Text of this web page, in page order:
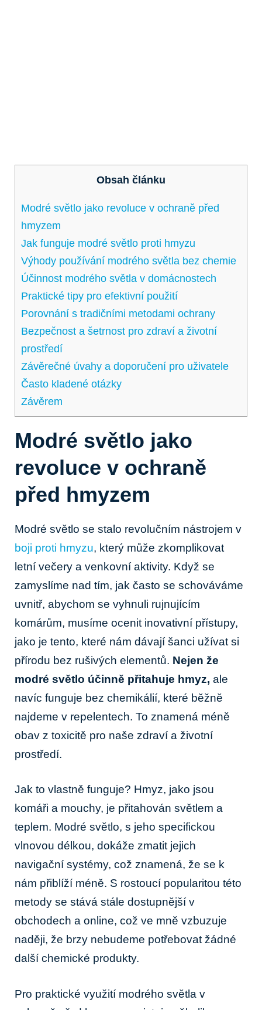
Obsah článku
Modré světlo jako revoluce v ochraně před
hmyzem
Jak funguje modré světlo proti hmyzu
Výhody používání modrého světla bez chemie
Účinnost modrého světla v domácnostech
Praktické tipy pro efektivní použití
Porovnání s tradičními metodami ochrany
Bezpečnost a šetrnost pro zdraví a životní
prostředí
Závěrečné úvahy a doporučení pro uživatele
Často kladené otázky
Závěrem
Modré světlo jako
revoluce v ochraně
před hmyzem
Modré světlo se stalo revolučním nástrojem v
boji proti hmyzu, který může zkomplikovat
letní večery a venkovní aktivity. Když se
zamyslíme nad tím, jak často se schováváme
uvnitř, abychom se vyhnuli rujnujícím
komárům, musíme ocenit inovativní přístupy,
jako je tento, které nám dávají šanci užívat si
přírodu bez rušivých elementů. Nejen že
modré světlo účinně přitahuje hmyz, ale
navíc funguje bez chemikálií, které běžně
najdeme v repelentech. To znamená méně
obav z toxicitě pro naše zdraví a životní
prostředí.
Jak to vlastně funguje? Hmyz, jako jsou
komáři a mouchy, je přitahován světlem a
teplem. Modré světlo, s jeho specifickou
vlnovou délkou, dokáže zmatit jejich
navigační systémy, což znamená, že se k
nám přiblíží méně. S rostoucí popularitou této
metody se stává stále dostupnější v
obchodech a online, což ve mně vzbuzuje
naději, že brzy nebudeme potřebovat žádné
další chemické produkty.
Pro praktické využití modrého světla v